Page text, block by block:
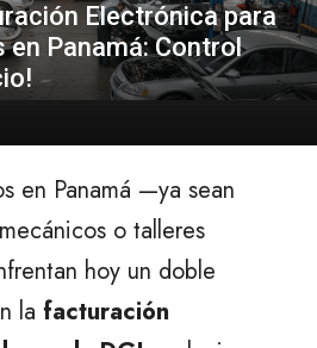
Electrónica para
Panamá: Control
en Panamá —ya sean
o talleres
hoy un doble
la facturación